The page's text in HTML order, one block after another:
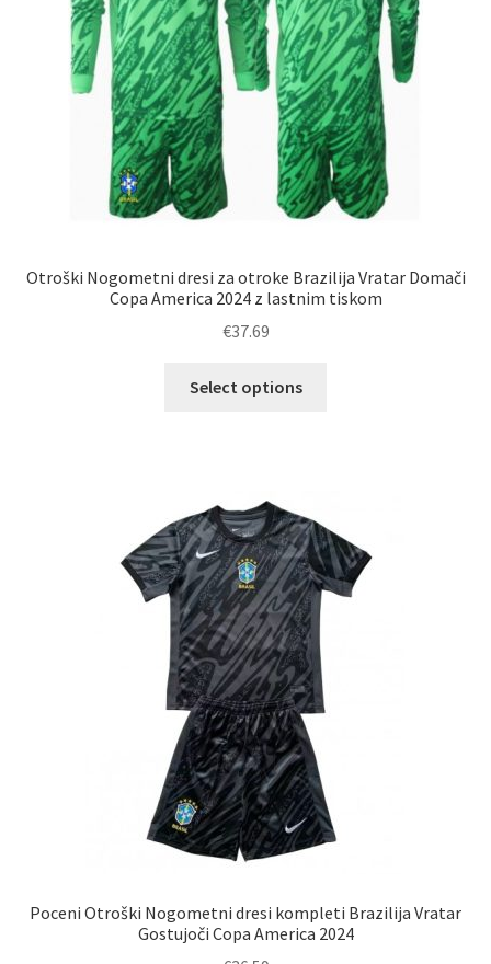
izdelka
Otroški Nogometni dresi za otroke Brazilija Vratar Domači
Copa America 2024 z lastnim tiskom
€37.69
Select options
lahko
izberete
na
Poceni Otroški Nogometni dresi kompleti Brazilija Vratar
Gostujoči Copa America 2024